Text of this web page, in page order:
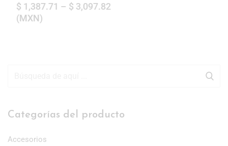
1,387.71– $3,097.82
MXN)
Categorías del producto
Accesorios